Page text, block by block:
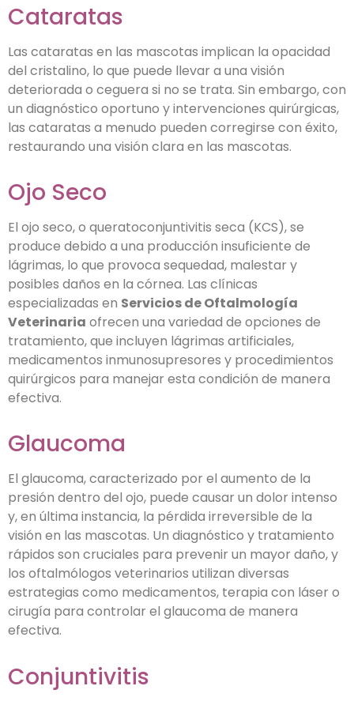
Cataratas
Las cataratas en las mascotas implican la opacidad
del cristalino, lo que puede llevar a una visión
deteriorada o ceguera si no se trata. Sin embargo, con
un diagnóstico oportuno y intervenciones quirúrgicas,
las cataratas a menudo pueden corregirse con éxito,
restaurando una visión clara en las mascotas.
Ojo Seco
El ojo seco, o queratoconjuntivitis seca (KCS), se
produce debido a una producción insuficiente de
lágrimas, lo que provoca sequedad, malestar y
posibles daños en la córnea. Las clínicas
especializadas en Servicios de Oftalmología
Veterinaria ofrecen una variedad de opciones de
tratamiento, que incluyen lágrimas artificiales,
medicamentos inmunosupresores y procedimientos
quirúrgicos para manejar esta condición de manera
efectiva.
Glaucoma
El glaucoma, caracterizado por el aumento de la
presión dentro del ojo, puede causar un dolor intenso
y, en última instancia, la pérdida irreversible de la
visión en las mascotas. Un diagnóstico y tratamiento
rápidos son cruciales para prevenir un mayor daño, y
los oftalmólogos veterinarios utilizan diversas
estrategias como medicamentos, terapia con láser o
cirugía para controlar el glaucoma de manera
efectiva.
Conjuntivitis